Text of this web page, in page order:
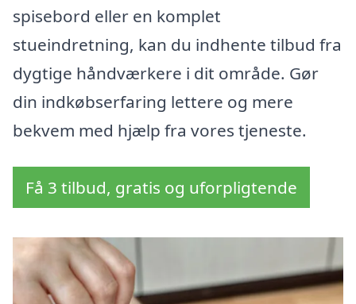
spisebord eller en komplet
stueindretning, kan du indhente tilbud fra
dygtige håndværkere i dit område. Gør
din indkøbserfaring lettere og mere
bekvem med hjælp fra vores tjeneste.
Få 3 tilbud, gratis og uforpligtende